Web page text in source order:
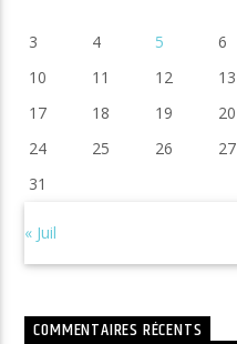
3
4 5 6
10
11 12 13
17
18 19 20
24
25 26 27
31
« Juil
COMMENTAIRES RÉCENTS